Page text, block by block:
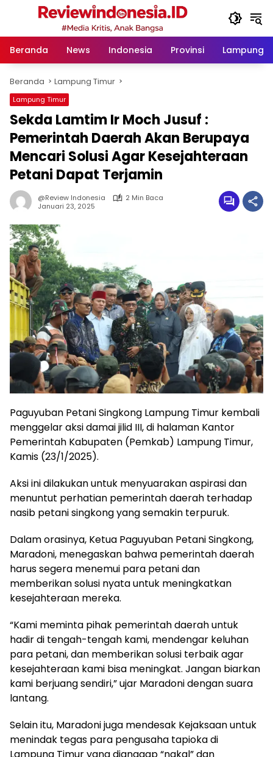
Langsung
Beranda
News Indonesia Provinsi Lampung
Beranda Lampung Timur
Lampung Timur
Sekda Lamtim Ir Moch Jusuf :
Pemerintah Daerah Akan Berupaya
Mencari Solusi Agar Kesejahteraan
Petani Dapat Terjamin
@Review Indonesia
2 Min Baca
Januari 23, 2025
Paguyuban Petani Singkong Lampung Timur kembali
menggelar aksi damai jilid III, di halaman Kantor
Pemerintah Kabupaten (Pemkab) Lampung Timur,
Kamis (23/1/2025).
Aksi ini dilakukan untuk menyuarakan aspirasi dan
menuntut perhatian pemerintah daerah terhadap
nasib petani singkong yang semakin terpuruk.
Dalam orasinya, Ketua Paguyuban Petani Singkong,
Maradoni, menegaskan bahwa pemerintah daerah
harus segera menemui para petani dan
memberikan solusi nyata untuk meningkatkan
kesejahteraan mereka.
“Kami meminta pihak pemerintah daerah untuk
hadir di tengah-tengah kami, mendengar keluhan
para petani, dan memberikan solusi terbaik agar
kesejahteraan kami bisa meningkat. Jangan biarkan
kami berjuang sendiri,” ujar Maradoni dengan suara
lantang.
Selain itu, Maradoni juga mendesak Kejaksaan untuk
menindak tegas para pengusaha tapioka di
Lampung Timur yang dianggap “nakal” dan